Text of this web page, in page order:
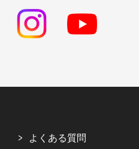
よくある質問